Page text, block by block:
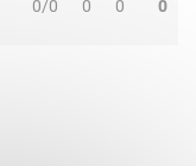
0/0 0 0 0